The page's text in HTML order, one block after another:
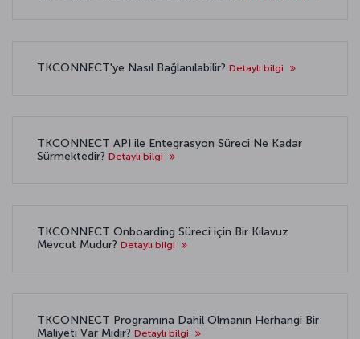
TKCONNECT'ye Nasıl Bağlanılabilir? Detaylı bilgi
TKCONNECT API ile Entegrasyon Süreci Ne Kadar
Sürmektedir? Detaylı bilgi
TKCONNECT Onboarding Süreci için Bir Kılavuz
Mevcut Mudur? Detaylı bilgi
TKCONNECT Programına Dahil Olmanın Herhangi Bir
Maliyeti Var Mıdır? Detaylı bilgi